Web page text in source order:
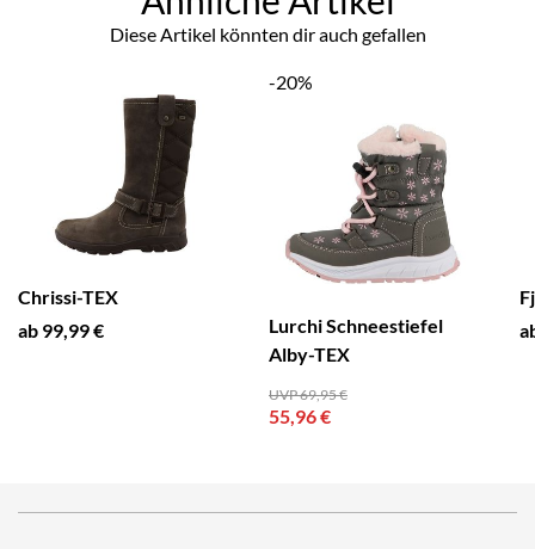
Diese Artikel könnten dir auch gefallen
Chrissi-TEX
ab 99,99 €
-20%
Lurchi Schneestiefel
Alby-TEX
UVP 69,95 €
55,96 €